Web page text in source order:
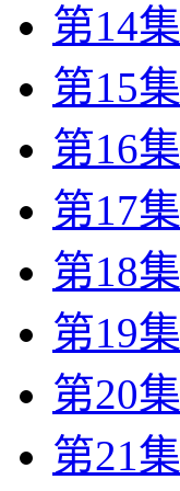
第14集
第15集
第16集
第17集
第18集
第19集
第20集
第21集